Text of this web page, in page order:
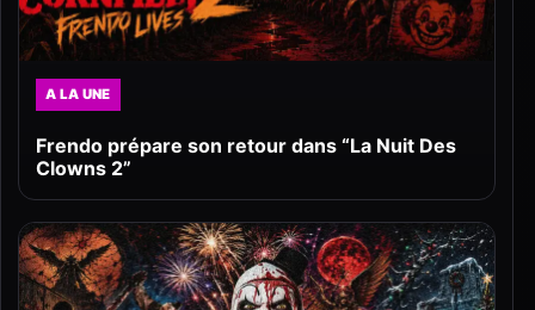
A LA UNE
Frendo prépare son retour dans “La Nuit Des
Clowns 2”